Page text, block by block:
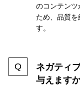
のコンテン
ため、品質
す。
ネガティ
与えます